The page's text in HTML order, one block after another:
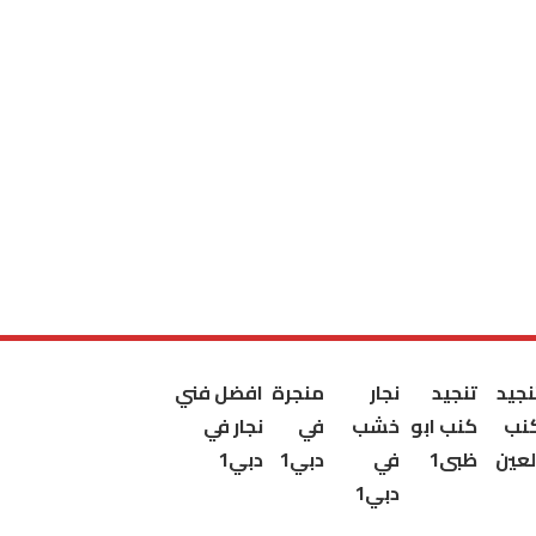
تنجيد
كنب ابو
ظبى1
نجار
خشب
في
دبي1
منجرة
في
دبي1
افضل فني
نجار في
دبي1